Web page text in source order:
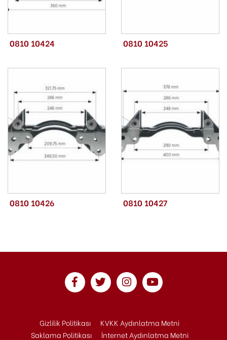
0810 10424 0810 10425
0810 10426 0810 10427
Gizlilik Politikası
KVKK Aydınlatma Metni
Saklama Politikası
İnternet Aydınlatma Metni